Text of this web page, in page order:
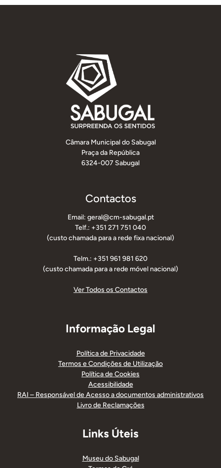
Câmara Municipal do Sabugal
Praça da República
6324-007 Sabugal
Contactos
Email: geral@cm-sabugal.pt
Telf.: +351 271 751 040
(custo chamada para a rede fixa nacional)
Telm.: +351 961 981 620
(custo chamada para a rede móvel nacional)
Ver Todos os Contactos
Informação Legal
Política de Privacidade
Termos e Condições de Utilização
Política de Cookies
Acessibilidade
RAI – Responsável de Acesso a documentos administrativos
Livro de Reclamações
Links Úteis
Museu do Sabugal